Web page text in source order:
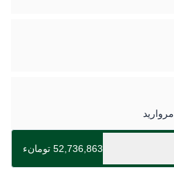
52,736,863 تومانء